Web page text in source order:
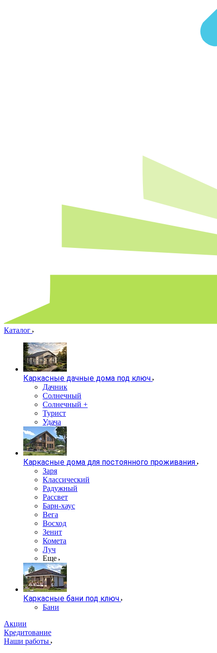
Каталог
Каркасные дачные дома под ключ
Дачник
Солнечный
Солнечный +
Турист
Удача
Каркасные дома для постоянного проживания
Заря
Классический
Радужный
Рассвет
Барн-хаус
Вега
Восход
Зенит
Комета
Луч
Еще
Каркасные бани под ключ
Бани
Акции
Кредитование
Наши работы